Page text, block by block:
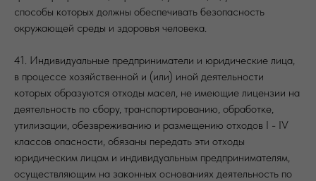
способы которых должны обеспечивать безопасность
окружающей среды и здоровья человека.
41. Индивидуальные предприниматели и юридические лица,
в процессе хозяйственной и (или) иной деятельности
которых образуются отходы масел, не имеющие лицензии на
деятельность по сбору, транспортированию, обработке,
утилизации, обезвреживанию и размещению отходов I - IV
классов опасности, обязаны передать эти отходы
юридическим лицам и индивидуальным предпринимателям,
осуществляющим на законных основаниях деятельность по